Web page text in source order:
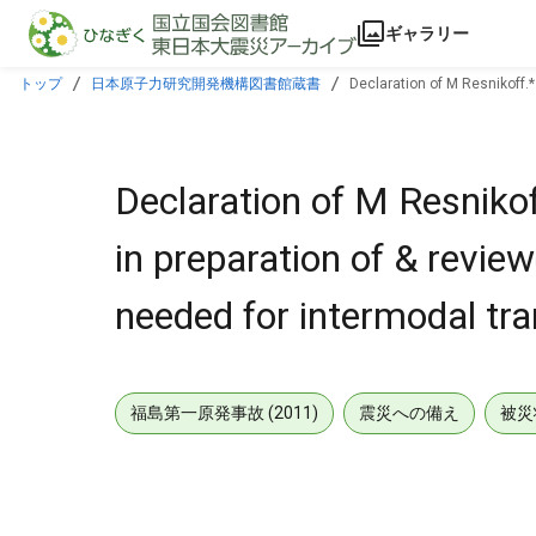
本文に飛ぶ
ギャラリー
トップ 日本原子力研究開発機構図書館蔵書 Declaration of M
Declaration of M
in preparation of &
needed for intermodal
福島第一原発事故 (2011) 震災への備え 被災